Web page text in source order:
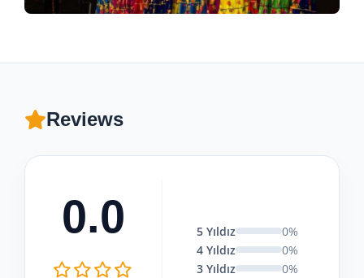
Reviews
0.0 5 Yıldız
0%
4 Yıldız
0%
3 Yıldız
0%